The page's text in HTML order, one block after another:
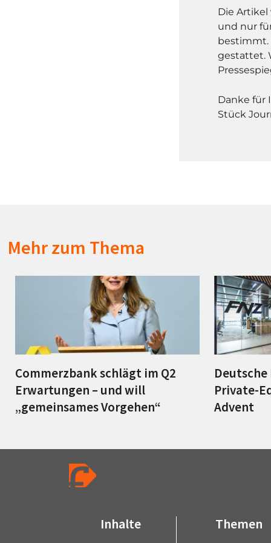
Die
und nur
bestimmt.
gestattet.
Danke für
Stück
Mehr zum Thema
Commerzbank schlägt im Q2
Erwartungen – und will
„gemeinsames Vorgehen“
Deutsche
Private-
Advent
Inhalte Themen